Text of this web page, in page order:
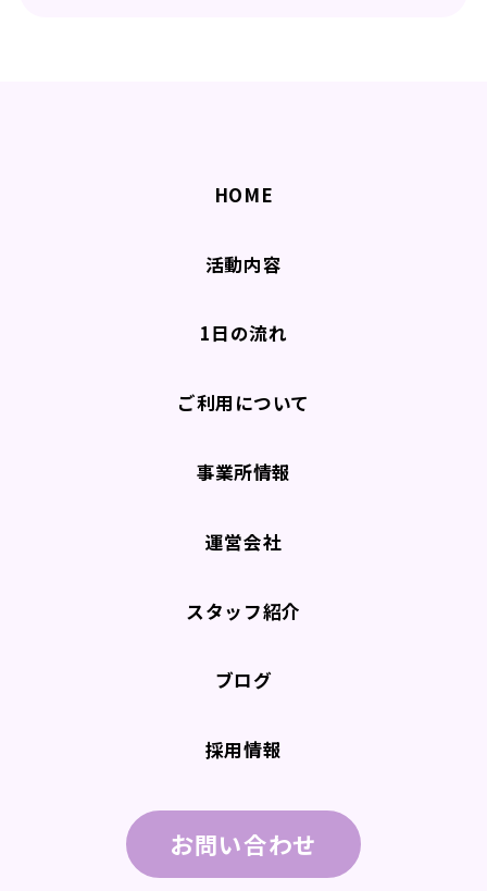
HOME
活動内容
1日の流れ
ご利用について
事業所情報
運営会社
スタッフ紹介
ブログ
採用情報
お問い合わせ